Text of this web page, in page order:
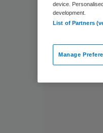
device.
development.
List of Partners
Manage